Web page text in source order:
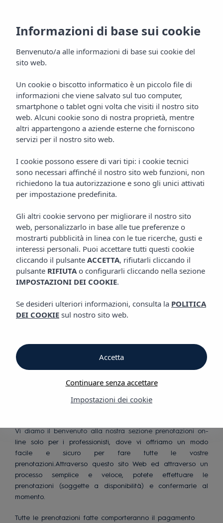
Accesso Professionisti
Vibra Hotels
Home ACCESSO PROFESSIONISTI
Benvenuto nell'area
professionisti
Sezione per professionali
Vi diamo il benvenuto alla nostra sezione prenotazioni on-
line solo per i professionisti, dove vi offriamo un modo
facile e sicuro per fare tutte le vostre
prenotazioni.Attraverso questo sito Web ed attraverso un
processo semplice e veloce, potete effettuare le
prenotazioni (soggette a disponibilità) e confermarle al
momento.
Tutte le prenotazioni fatte comporteranno il pagamento
Informazioni di base sui cookie
Benvenuto/a alle informazioni di base sui cookie del
sito web.
Un cookie o biscotto informatico è un piccolo file di
informazioni che viene salvato sul tuo computer,
smartphone o tablet ogni volta che visiti il nostro sito
web. Alcuni cookie sono di nostra proprietà, mentre
altri appartengono a aziende esterne che forniscono
servizi per il nostro sito web.
I cookie possono essere di vari tipi: i cookie tecnici
sono necessari affinché il nostro sito web funzioni, non
richiedono la tua autorizzazione e sono gli unici attivati
per impostazione predefinita.
Gli altri cookie servono per migliorare il nostro sito
web, personalizzarlo in base alle tue preferenze o
mostrarti pubblicità in linea con le tue ricerche, gusti e
interessi personali. Puoi accettare tutti questi cookie
cliccando il pulsante ACCETTA, rifiutarli cliccando il
pulsante RIFIUTAo configurarli cliccando nella sezione
IMPOSTAZIONI DEI COOKIE.
Se desideri ulteriori informazioni, consulta la POLITICA
DEI COOKIE sul nostro sito web.
Impostazioni dei cookie
Continuare senza accettare
Accetta